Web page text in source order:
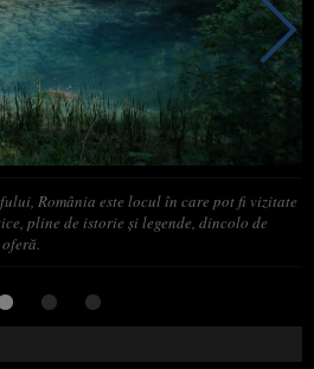
România este locul în care pot fi vizitate
pline de istorie şi legende, dincolo de